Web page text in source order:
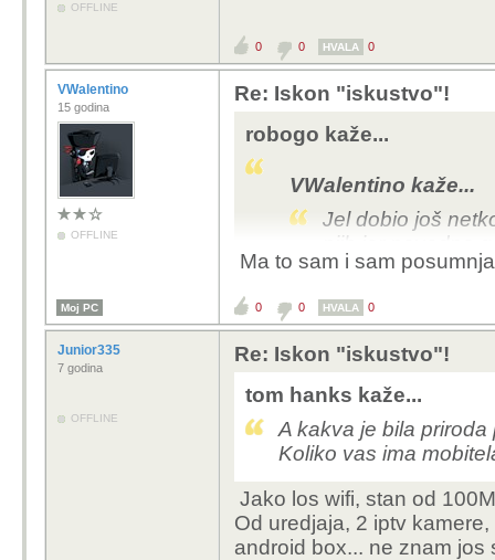
OFFLINE
0 0 HVALA 0
VWalentino
15 godina
OFFLINE
Re: Iskon "iskustvo"!
robogo kaže...
VWalentino kaže...
Jel dobio još
njih jer navodno
spiku, pa ako proda,
Ma to sam i sam
Moj PC 0 0 HVALA 0
Junior335
7 godina
OFFLINE
Re: Iskon "iskustvo"!
tom hanks kaže...
A kakva je bila
Koliko vas ima
Jako los wifi, stan od
Od uredjaja, 2 iptv
android box... ne znam jos